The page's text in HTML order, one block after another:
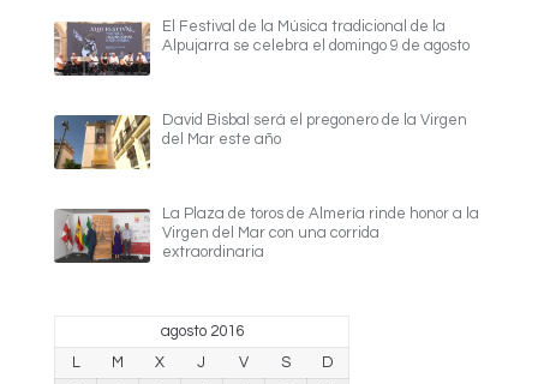
El Festival de la Música tradicional de la
Alpujarra se celebra el domingo 9 de agosto
David Bisbal será el pregonero de la Virgen
del Mar este año
La Plaza de toros de Almería rinde honor a la
Virgen del Mar con una corrida
extraordinaria
agosto 2016
L
M X J V S
D